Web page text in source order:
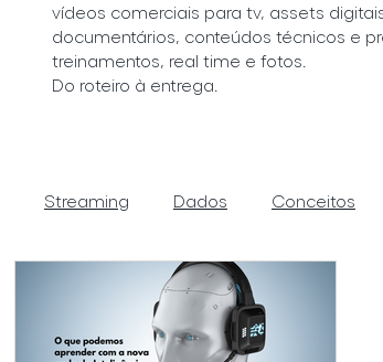
vídeos comerciais para tv, assets
documentários, conteúdos técnicos e
treinamentos, real time e fotos.
Do roteiro à entrega.​​
Streaming Dados Conceitos
Celular